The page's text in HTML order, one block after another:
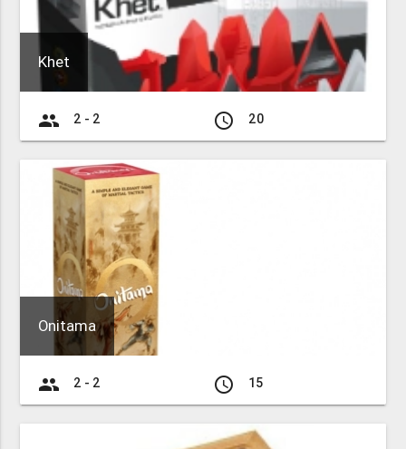
Khet
group 2 - 2 access_time 20
Onitama
group 2 - 2 access_time 15